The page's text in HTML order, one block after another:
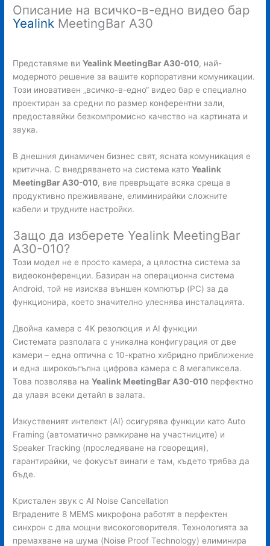
Описание на всичко-в-едно видео бар
Yealink MeetingBar A30
Представяме виYealink MeetingBar A30-010, най-
модерното решение за вашите корпоративни комуникации.
Този иновативен „всичко-в-едно“ видео бар е специално
проектиран за средни по размер конферентни зали,
предоставяйки безкомпромисно качество на картината и
звука.
В днешния динамичен бизнес свят, ясната комуникация е
критична. С внедряването на система катоYealink
MeetingBar A30-010, вие превръщате всяка среща в
продуктивно преживяване, елиминирайки сложните
кабели и трудните настройки.
Защо да изберете Yealink MeetingBar
A30-010?
Този модел не е просто камера, а цялостна система за
видеоконференции. Базиран на операционна система
Android, той не изисква външен компютър (PC) за да
функционира, което значително улеснява инсталацията.
Двойна камера с 4K резолюция и AI функции
Системата разполага с уникална конфигурация от две
камери – една оптична с 10-кратно хибридно приближение
и една широкоъгълна цифрова камера с 8 мегапиксела.
Това позволява наYealink MeetingBar A30-010 перфектно
да улавя всеки детайл в залата.
Изкуственият интелект (AI) осигурява функции като Auto
Framing (автоматично рамкиране на участниците) и
Speaker Tracking (проследяване на говорещия),
гарантирайки, че фокусът винаги е там, където трябва да
бъде.
Кристален звук с AI Noise Cancellation
Вградените 8 MEMS микрофона работят в перфектен
синхрон с два мощни високоговорителя. Технологията за
премахване на шума (Noise Proof Technology) елиминира